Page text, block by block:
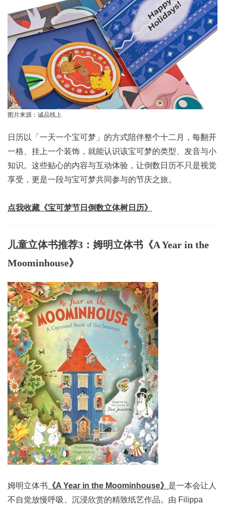
图片来源：诚品线上
日历以「一天一个宝可梦」的方式陪伴整个十二月，每翻开
一格、挂上一个装饰，就能认识该宝可梦的类型、发音与小
知识。这些贴心的内容与互动体验，让倒数日历不只是视觉
享受，更是一段与宝可梦共同参与的节庆之旅。
点我收藏《宝可梦节日倒数立体树日历》
儿童立体书推荐3：姆明立体书《A Year in the
Moominhouse》
姆明立体书 《A Year in the Moominhouse》 是一本会让人
不自觉放慢呼吸、沉浸欣赏的精致纸艺作品。由 Filippa